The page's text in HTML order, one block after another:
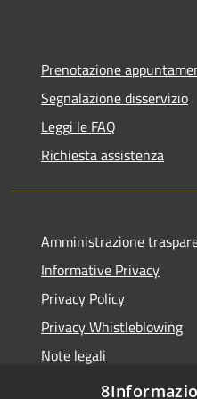
Prenotazione
Segnalazione disservizio
Leggi le FAQ
Richiesta assistenza
Amministrazione
Informative Privacy
Privacy Policy
Privacy Whistleblowing
Note legali
Dichiarazione di